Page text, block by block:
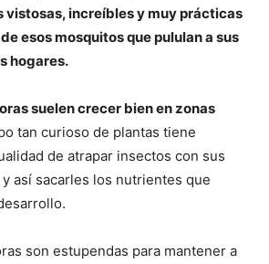
vistosas, increíbles y muy prácticas
esos mosquitos que pululan a sus
hogares.
suelen crecer bien en zonas
tan curioso de plantas tiene
de atrapar insectos con sus
así sacarles los nutrientes que
son estupendas para mantener a